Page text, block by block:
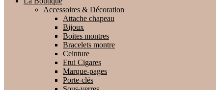
Accessoires & Décoration
Attache chapeau
Bijoux
Boites montres
Bracelets montre
Ceinture
Etui Cigares
Marque-pages
Porte-clés